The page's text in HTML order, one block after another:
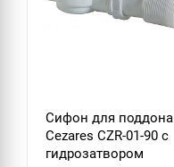
Сифон для поддона
Cezares CZR-01-90 с
гидрозатвором